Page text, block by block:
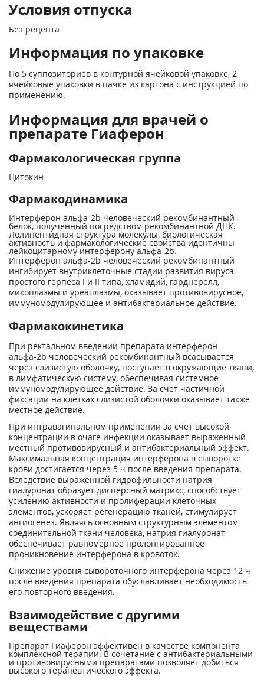
Условия отпуска
Без рецепта
Информация по упаковке
По 5 суппозиториев в контурной ячейковой упаковке, 2
ячейковые упаковки в пачке из картона с инструкцией по
применению.
Информация для врачей о
препарате Гиаферон
Фармакологическая группа
Цитокин
Фармакодинамика
Интерферон альфа-2b человеческий рекомбинантный -
белок, полученный посредством рекомбинантной ДНК.
Лолипептидная структура молекулы, биологическая
активность и фармакологические свойства идентичны
лейкоцитарному интерферону альфа-2b.
Интерферон альфа-2b человеческий рекомбинантный
ингибирует внутриклеточные стадии развития вируса
простого герпеса I и II типа, хламидий, гарднерелл,
микоплазмы и уреаплазмы, оказывает противовирусное,
иммуномодулирующее и антибактериальное действие.
Фармакокинетика
При ректальном введении препарата интерферон
альфа-2b человеческий рекомбинантный всасывается
через слизистую оболочку, поступает в окружающие ткани,
в лимфатическую систему, обеспечивая системное
иммуномодулирующее действие. За счет частичной
фиксации на клетках слизистой оболочки оказывает также
местное действие.
При интравагинальном применении за счет высокой
концентрации в очаге инфекции оказывает выраженный
местный противовирусный и антибактериальный эффект.
Максимальная концентрация интерферона в сыворотке
крови достигается через 5 ч после введения препарата.
Вследствие выраженной гидрофильности натрия
гиалуронат образует дисперсный матрикс, способствует
усилению активности и пролиферации клеточных
элементов, ускоряет регенерацию тканей, стимулирует
ангиогенез. Являясь основным структурным элементом
соединительной ткани человека, натрия гиалуронат
обеспечивает равномерное пролонгированное
проникновение интерферона в кровоток.
Снижение уровня сывороточного интерферона через 12 ч
после введения препарата обуславливает необходимость
его повторного введения.
Взаимодействие с другими
веществами
Препарат Гиаферон эффективен в качестве компонента
комплексной терапии. В сочетание с антибактериальными
и противовирусными препаратами позволяет добиться
высокого терапевтического эффекта.